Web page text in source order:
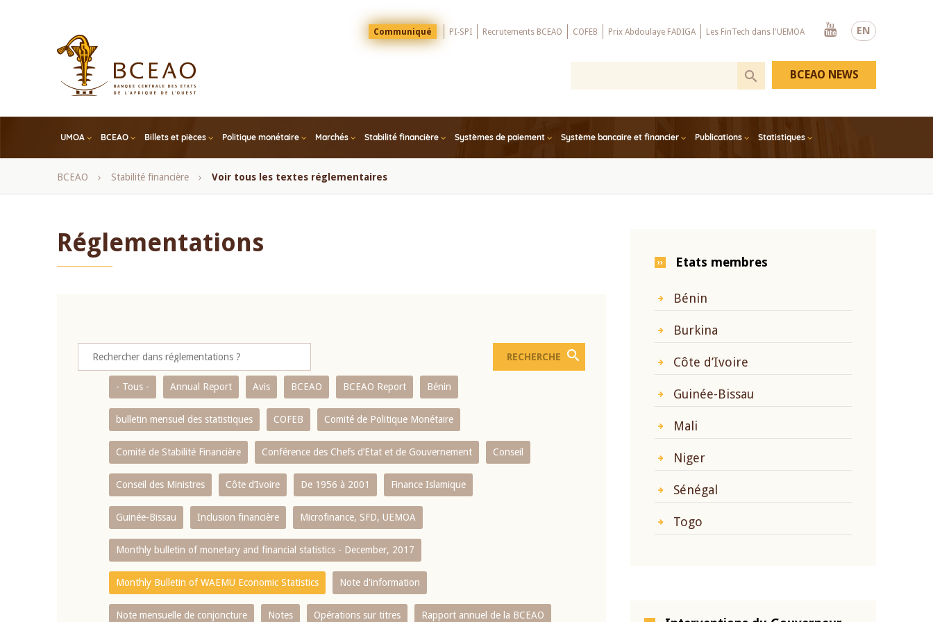
EN
Menu
Top
Communiqué PI-SPI Recrutements BCEAO COFEB Prix Abdoulaye FADIGA Les FinTech dans l'UEMOA
Youtube
UMOA BCEAO Billets et pièces Politique monétaire Marchés Stabilité financière Systèmes de paiement Système bancaire et financier Publications Statistiques
BCEAO NEWS
Fil
BCEAO Stabilité financière Voir tous les textes réglementaires
Réglementations
- Tous - Annual Report Avis BCEAO BCEAO Report Bénin
bulletin mensuel des statistiques COFEB Comité de Politique Monétaire
Comité de Stabilité Financière Conférence des Chefs d’Etat et de Gouvernement Conseil
Conseil des Ministres Côte d’Ivoire De 1956 à 2001 Finance Islamique
Guinée-Bissau Inclusion financière Microfinance, SFD, UEMOA
Monthly bulletin of monetary and financial statistics - December, 2017
Monthly Bulletin of WAEMU Economic Statistics Note d'information
Note mensuelle de conjoncture Notes Opérations sur titres Rapport annuel de la BCEAO
Etats membres
Bénin
Burkina
Côte d’Ivoire
Guinée-Bissau
Mali
Niger
Sénégal
Togo